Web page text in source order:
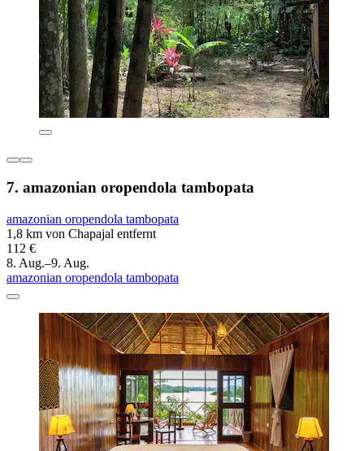
7. amazonian oropendola tambopata
amazonian oropendola tambopata
1,8 km von Chapajal entfernt
112 €
8. Aug.–9. Aug.
amazonian oropendola tambopata